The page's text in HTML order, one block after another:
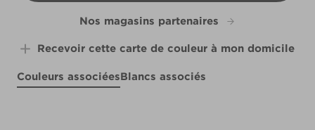
Nos magasins partenaires
Recevoir cette carte de couleur à mon domicile
Couleurs associéesBlancs associés